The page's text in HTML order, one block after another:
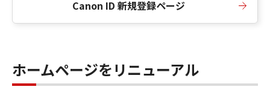
Canon ID 新規登録ページ
ホームページをリニューアル